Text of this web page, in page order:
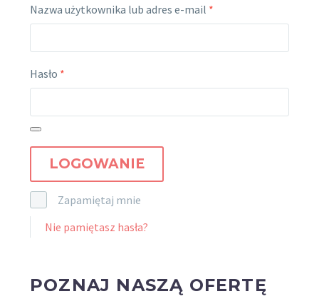
Nazwa użytkownika lub adres e-mail *
Hasło *
LOGOWANIE
Zapamiętaj mnie
Nie pamiętasz hasła?
POZNAJ NASZĄ OFERTĘ